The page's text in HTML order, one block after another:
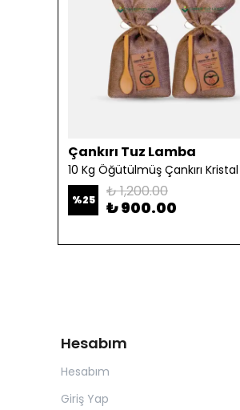
Çankırı Tuz Lamba
%25 ₺ 1,200.00
₺ 900.00
Hesabım
Hesabım
Giriş Yap